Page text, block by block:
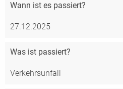
Wann ist es passiert?
27.12.2025
Was ist passiert?
Verkehrsunfall